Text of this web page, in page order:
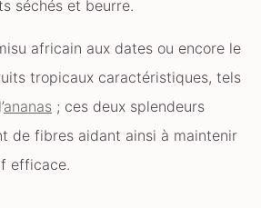
séchés et beurre.
africain aux dates ou encore le
tropicaux caractéristiques, tels
ananas ; ces deux splendeurs
de fibres aidant ainsi à maintenir
efficace.